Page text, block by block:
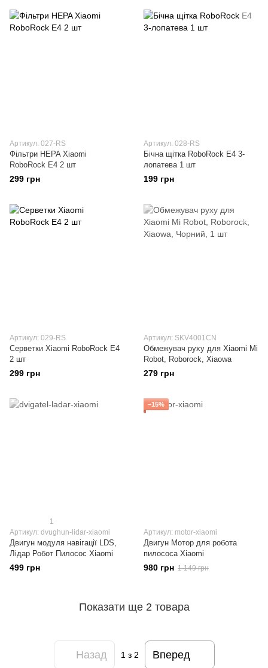
Артикул: 027-RS
Фільтри HEPA Xiaomi
RoboRock E4 2 шт
299 грн
Артикул: 028-RS
Бічна щітка RoboRock E4 3-
лопатева 1 шт
199 грн
Артикул: 029-RS
Серветки Xiaomi RoboRock E4
2 шт
299 грн
Артикул: SKV4001CN
Обмежувач руху для Xiaomi Mi
Robot, Roborock, Xiaowa
279 грн
1
Артикул: dvughun-lidar-xiaomi
Двигун модуля навігації LDS,
Лідар Робот Пилосос Xiaomi
499 грн
−15%
Артикул: motor-xiaomi
Двигун Мотор для робота
пилососа Xiaomi
980 грн 1 149 грн
Показати ще 2 товара
Назад 1 з 2 Вперед